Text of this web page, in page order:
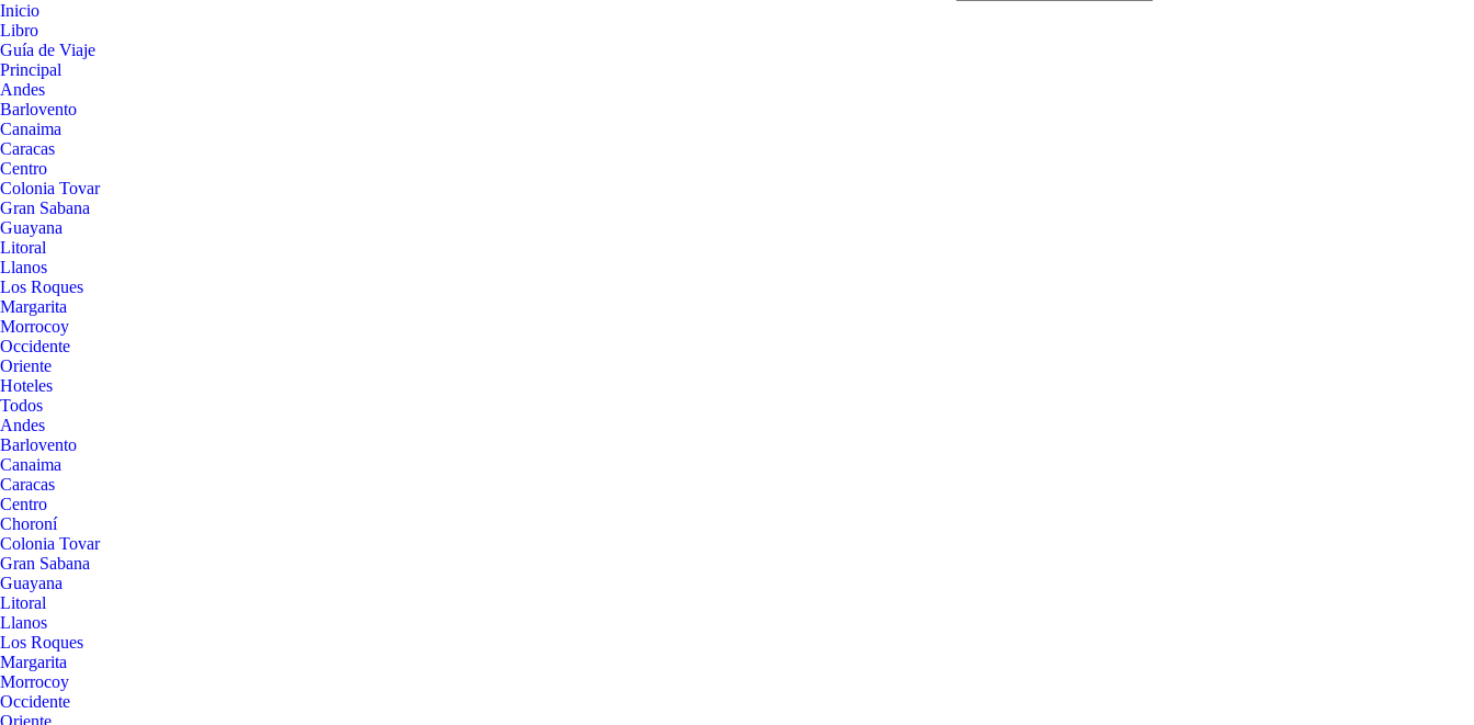
Inicio
Libro
Guía de Viaje
Principal
Andes
Barlovento
Canaima
Caracas
Centro
Colonia Tovar
Gran Sabana
Guayana
Litoral
Llanos
Los Roques
Margarita
Morrocoy
Occidente
Oriente
Hoteles
Todos
Andes
Barlovento
Canaima
Caracas
Centro
Choroní
Colonia Tovar
Gran Sabana
Guayana
Litoral
Llanos
Los Roques
Margarita
Morrocoy
Occidente
Oriente